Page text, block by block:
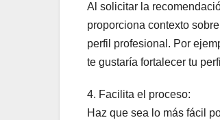
Al solicitar la
proporciona contexto
perfil profesional. Por
te gustaría fortalecer tu
4. Facilita el proceso:
Haz que sea lo más fácil